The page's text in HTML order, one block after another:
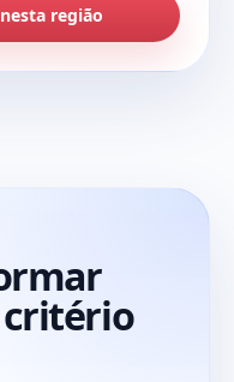
região
critério